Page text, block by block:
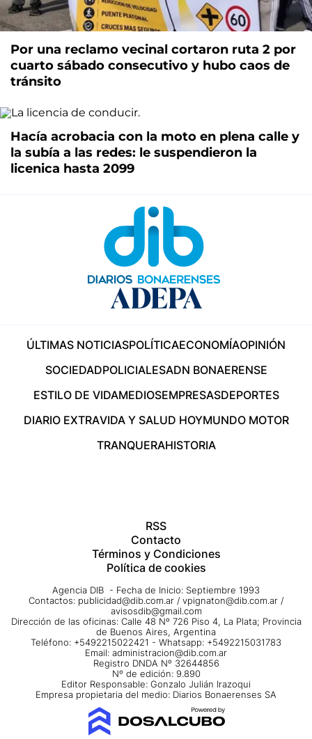
Por una reclamo vecinal cortaron ruta 2 por
cuarto sábado consecutivo y hubo caos de
tránsito
Hacía acrobacia con la moto en plena calle y
la subía a las redes: le suspendieron la
licenica hasta 2099
ÚLTIMAS NOTICIASPOLÍTICAECONOMÍAOPINIÓN
SOCIEDADPOLICIALESADN BONAERENSE
ESTILO DE VIDAMEDIOSEMPRESASDEPORTES
DIARIO EXTRAVIDA Y SALUD HOYMUNDO MOTOR
TRANQUERAHISTORIA
RSS
Contacto
Términos y Condiciones
Política de cookies
Agencia DIB - Fecha de Inicio: Septiembre 1993
Contactos: publicidad@dib.com.ar / vpignaton@dib.com.ar /
avisosdib@gmail.com
Dirección de las oficinas: Calle 48 Nº 726 Piso 4, La Plata; Provincia
de Buenos Aires, Argentina
Teléfono: +5492215022421 - Whatsapp: +5492215031783
Email: administracion@dib.com.ar
Registro DNDA Nº 32644856
Nº de edición: 9.890
Editor Responsable: Gonzalo Julián Irazoqui
Empresa propietaria del medio: Diarios Bonaerenses SA